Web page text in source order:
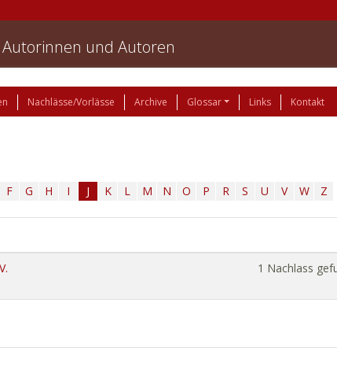
und Autoren
Nachlässe/Vorlässe Archive Glossar Links Kontakt
F G H I J K L M N O P R S U V W Z
1 Nachlass